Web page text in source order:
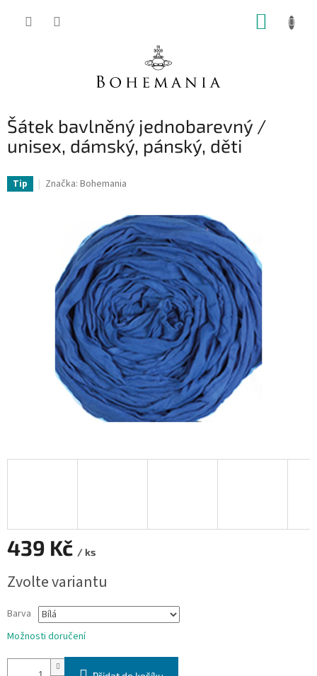
Šátek bavlněný jednobarevný /
unisex, dámský, pánský, děti
Tip Značka: Bohemania
439 Kč / ks
cena:
Zvolte variantu
Barva
Možnosti doručení